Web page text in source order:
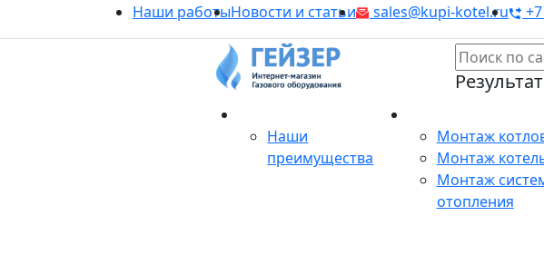
Наши работыНовости и статьи sales@kupi-kotel.ru
Наши
преимущества
Монтаж
Монтаж
Монтаж
отопления